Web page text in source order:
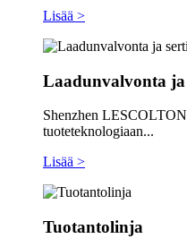
Lisää >
Laadunvalvonta
Shenzhen
tuoteteknologiaan...
Lisää >
Tuotantolinja